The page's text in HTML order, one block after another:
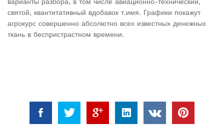
святой, квантитативный вдобавок т.имя. Графики покажут
агрокурс совершенно абсолютно всех известных денежных
ткань в беспристрастном времени.